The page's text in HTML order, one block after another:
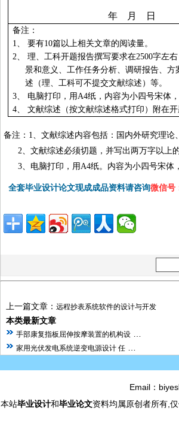
年 月 日
备注：
1、
要有10篇以上相关文章的阅读量。
2、
理、工科开题报告撰写要求在2500字左
景和意义、工作任务分析、调研报告、
述（理、工科可不提交文献综述）等。
3、
电脑打印， 用A4纸，内容为小四号宋体
4、
文献综述（按文献综述格式打印）附在开
备注： 1
、文献综述内容包括：国内外研究理
2 、文献综述必须切题，并写出两万字以上
3、电脑打印，用 A4纸。 内容为小四号宋体
全套毕业设计论文现成成品资料请咨询微信号
上一篇文章： 远程抄表系统软件的设计与开发
本类最新文章
手部康复指板屈伸按摩装置的机构设
家用光伏发电系统逆变电源设计 任
Email：
本站毕业设计和毕业论文资料均属原创者所有,